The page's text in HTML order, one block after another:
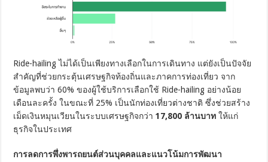
Ride-hailing ไม่ได้เป็นเพียงทางเลือกในการเดินทาง แต่ยังเป็นปัจจัย
สำคัญที่ช่วยกระตุ้นเศรษฐกิจท้องถิ่นและภาคการท่องเที่ยว จาก
ข้อมูลพบว่า 60% ของผู้ใช้บริการเลือกใช้ Ride-hailing อย่างน้อย
เดือนละครั้ง ในขณะที่ 25% เป็นนักท่องเที่ยวต่างชาติ ซึ่งช่วยสร้าง
เม็ดเงินหมุนเวียนในระบบเศรษฐกิจกว่า17,800 ล้านบาทให้แก่
ธุรกิจในประเทศ
การลดการพึ่งพารถยนต์ส่วนบุคคลและแนวโน้มการพัฒนา